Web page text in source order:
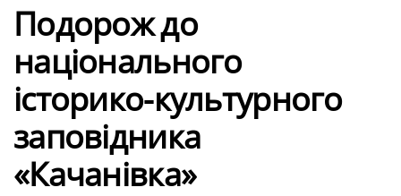
Подорож до
національного
історико-культурного
заповідника
«Качанівка»